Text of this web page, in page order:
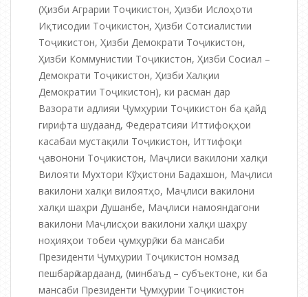
(Ҳизби Аграрии Тоҷикистон, Ҳизби Ислоҳоти
Иқтисодии Тоҷикистон, Ҳизби Сотсиалистии
Тоҷикистон, Ҳизби Демократи Тоҷикистон,
Ҳизби Коммунистии Тоҷикистон, Ҳизби Сосиал –
Демократи Тоҷикистон, Ҳизби Халқии
Демократии Тоҷикистон), ки расман дар
Вазорати адлияи Ҷумҳурии Тоҷикистон ба қайд
гирифта шудаанд, Федератсияи Иттифоқҳои
касабаи мустақили Тоҷикистон, Иттифоқи
ҷавонони Тоҷикистон, Маҷлиси вакилони халқи
Вилояти Мухтори Кўҳистони Бадахшон, Маҷлиси
вакилони халқи вилоятҳо, Маҷлиси вакилони
халқи шаҳри Душанбе, Маҷлиси намояндагони
вакилони Маҷлисҳои вакилони халқи шаҳру
ноҳияҳои тобеи ҷумҳурӣ, ки ба мансаби
Президенти Ҷумҳурии Тоҷикистон номзад
пешбарӣ кардаанд, (минбаъд – субъектоне, ки ба
мансаби Президенти Ҷумҳурии Тоҷикистон